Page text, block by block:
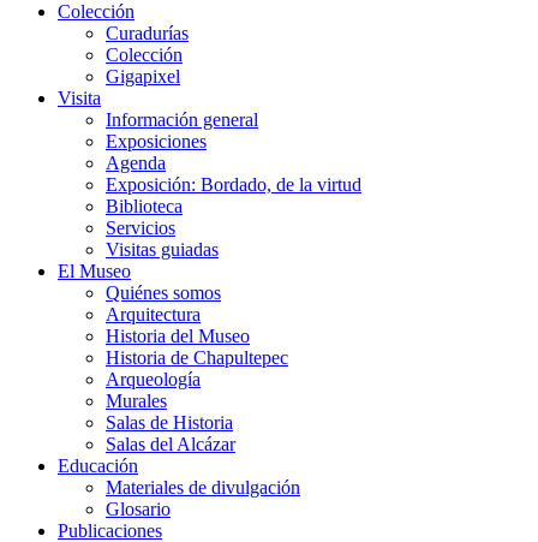
Colección
Curadurías
Colección
Gigapixel
Visita
Información general
Exposiciones
Agenda
Exposición: Bordado, de la virtud
Biblioteca
Servicios
Visitas guiadas
El Museo
Quiénes somos
Arquitectura
Historia del Museo
Historia de Chapultepec
Arqueología
Murales
Salas de Historia
Salas del Alcázar
Educación
Materiales de divulgación
Glosario
Publicaciones